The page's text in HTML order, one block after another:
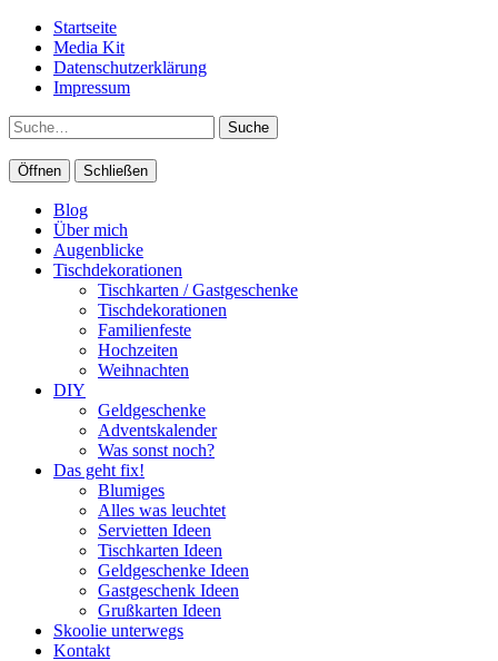
Startseite
Media Kit
Datenschutzerklärung
Impressum
Suche
Öffnen Schließen
Blog
Über mich
Augenblicke
Tischdekorationen
Tischkarten / Gastgeschenke
Tischdekorationen
Familienfeste
Hochzeiten
Weihnachten
DIY
Geldgeschenke
Adventskalender
Was sonst noch?
Das geht fix!
Blumiges
Alles was leuchtet
Servietten Ideen
Tischkarten Ideen
Geldgeschenke Ideen
Gastgeschenk Ideen
Grußkarten Ideen
Skoolie unterwegs
Kontakt